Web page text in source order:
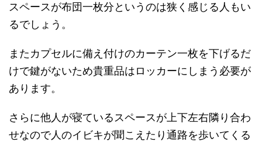
スペースが布団一枚分というのは狭く感じる人もい
るでしょう。
またカプセルに備え付けのカーテン一枚を下げるだ
けで鍵がないため貴重品はロッカーにしまう必要が
あります。
さらに他人が寝ているスペースが上下左右隣り合わ
せなので人のイビキが聞こえたり通路を歩いてくる